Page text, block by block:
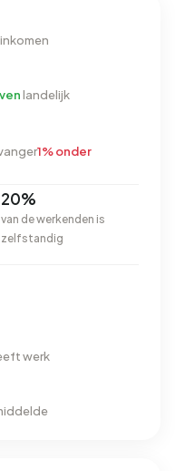
landelijk
1% onder
20%
van de werkenden is
zelfstandig
werk